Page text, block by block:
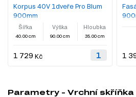
Korpus 40V 1dveře Pro Blum
900mm
Šířka
40.00 cm
Výška
90.00 cm
Hloubka
35.00 cm
1 729 Kč 1
Parametry - Vrchní